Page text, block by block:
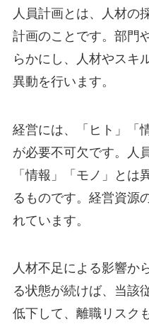
人員計画とは、人材の
計画のことです。部門
らかにし、人材やスキ
異動を行います。
経営には、「ヒト」「
が必要不可欠です。人
「情報」「モノ」とは
るものです。経営資源
れています。
人材不足による影響か
る状態が続けば、当該
低下して、離職リスク